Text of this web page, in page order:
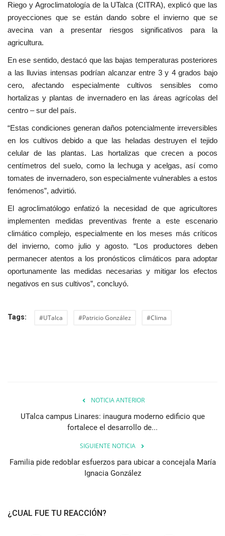
Riego y Agroclimatología de la UTalca (CITRA), explicó que las
proyecciones que se están dando sobre el invierno que se
avecina van a presentar riesgos significativos para la
agricultura.
En ese sentido, destacó que las bajas temperaturas posteriores
a las lluvias intensas podrían alcanzar entre 3 y 4 grados bajo
cero, afectando especialmente cultivos sensibles como
hortalizas y plantas de invernadero en las áreas agrícolas del
centro – sur del país.
“Estas condiciones generan daños potencialmente irreversibles
en los cultivos debido a que las heladas destruyen el tejido
celular de las plantas. Las hortalizas que crecen a pocos
centímetros del suelo, como la lechuga y acelgas, así como
tomates de invernadero, son especialmente vulnerables a estos
fenómenos”, advirtió.
El agroclimatólogo enfatizó la necesidad de que agricultores
implementen medidas preventivas frente a este escenario
climático complejo, especialmente en los meses más críticos
del invierno, como julio y agosto. “Los productores deben
permanecer atentos a los pronósticos climáticos para adoptar
oportunamente las medidas necesarias y mitigar los efectos
negativos en sus cultivos”, concluyó.
Tags: #UTalca #Patricio González #Clima
NOTICIA ANTERIOR
UTalca campus Linares: inaugura moderno edificio que
fortalece el desarrollo de...
SIGUIENTE NOTICIA
Familia pide redoblar esfuerzos para ubicar a concejala María
Ignacia González
¿CUAL FUE TU REACCIÓN?